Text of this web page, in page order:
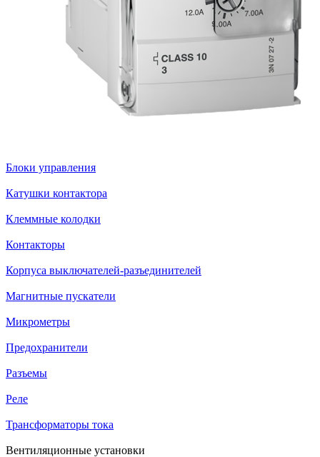
Блоки управления
Катушки контактора
Клеммные колодки
Контакторы
Корпуса выключателей-разъединителей
Магнитные пускатели
Микрометры
Предохранители
Разъемы
Реле
Трансформаторы тока
Вентиляционные установки